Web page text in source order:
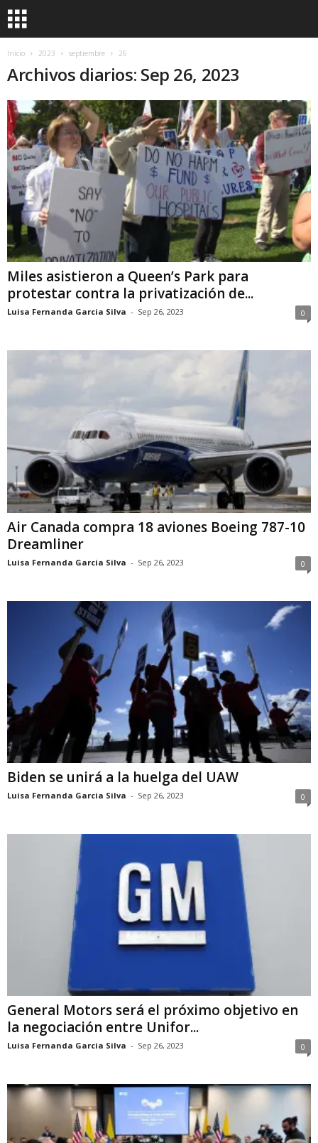
Inicio 2023 septiembre 26
Archivos diarios: Sep 26, 2023
Miles asistieron a Queen’s Park para
protestar contra la privatización de...
Luisa Fernanda Garcia Silva - Sep 26, 2023 0
Air Canada compra 18 aviones Boeing 787-10
Dreamliner
Luisa Fernanda Garcia Silva - Sep 26, 2023 0
Biden se unirá a la huelga del UAW
Luisa Fernanda Garcia Silva - Sep 26, 2023 0
General Motors será el próximo objetivo en
la negociación entre Unifor...
Luisa Fernanda Garcia Silva - Sep 26, 2023 0